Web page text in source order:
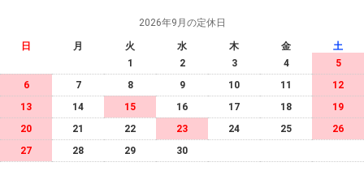
2026年9月の定休日
日 月 火 水 木 金
土
1
2 3 4
5
6
7 8 9 10 11
12
13
14 15 16 17 18
19
20
21 22 23 24 25
26
27
28 29 30